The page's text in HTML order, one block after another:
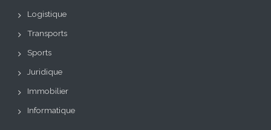
Logistique
Transports
Sports
Juridique
Immobilier
Informatique